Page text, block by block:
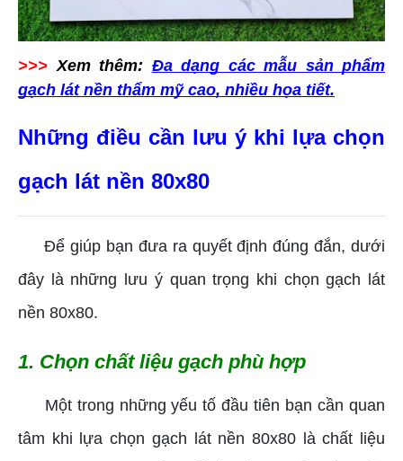
>>> Xem thêm: Đa dạng các mẫu sản phẩm
gạch lát nền thẩm mỹ cao, nhiều họa tiết.
Những điều cần lưu ý khi lựa chọn
gạch lát nền 80x80
Để giúp bạn đưa ra quyết định đúng đắn, dưới
đây là những lưu ý quan trọng khi chọn gạch lát
nền 80x80.
1. Chọn chất liệu gạch phù hợp
Một trong những yếu tố đầu tiên bạn cần quan
tâm khi lựa chọn gạch lát nền 80x80 là chất liệu